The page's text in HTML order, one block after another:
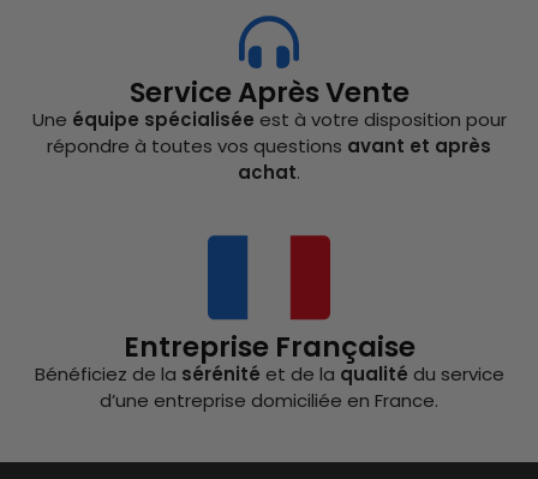
Service Après Vente
Une équipe spécialisée est à votre disposition pour
répondre à toutes vos questions avant et après
achat.
Entreprise Française
Bénéficiez de la sérénité et de la qualité du service
d’une entreprise domiciliée en France.